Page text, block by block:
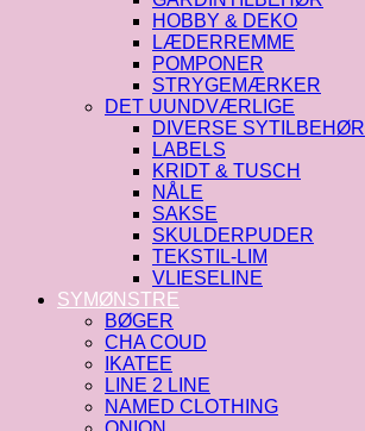
HOBBY & DEKO
LÆDERREMME
POMPONER
STRYGEMÆRKER
DET UUNDVÆRLIGE
DIVERSE SYTILBEHØR
LABELS
KRIDT & TUSCH
NÅLE
SAKSE
SKULDERPUDER
TEKSTIL-LIM
VLIESELINE
SYMØNSTRE
BØGER
CHA COUD
IKATEE
LINE 2 LINE
NAMED CLOTHING